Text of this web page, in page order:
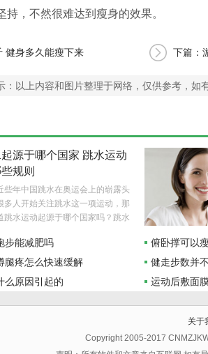
，不然很难达到瘦身的效果。
健身多久能瘦下来 下篇：
：以上内容和图片整理于网络，仅供参考，如
源于哪个国家 跳水运动
规则
些年中国跳水在奥运会上的崭露头
多人开始关注跳水这一项运动，那
跳水运动起源于哪个国家吗？跳水
步能减肥吗
俯卧撑可以
腿疼怎么快速缓解
健走步数并
么原因引起的
运动后敷面
关于
Copyright 2005-2017